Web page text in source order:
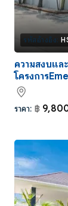
รหัสอ้างอิง:
ความสงบแล
โครงการ
ราคา: ฿